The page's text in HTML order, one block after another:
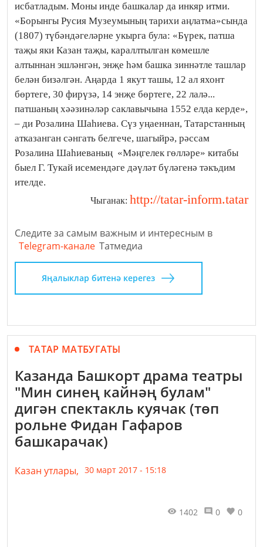
исбатладым. Моны инде башкалар да инкяр итми.
«Борынгы Русия Музеумының тарихи аңлатма»сында
(1807) түбәндәгеләрне укырга була: «Бүрек, патша
таҗы яки Казан таҗы, караллтылган көмешле
алтыннан эшләнгән, энҗе һәм башка зиннәтле ташлар
белән бизәлгән. Аңарда 1 якут ташы, 12 ал яхонт
бөртеге, 30 фирүзә, 14 энҗе бөртеге, 22 лалә...
патшаның хәәзинәләр саклавычына 1552 елда керде»,
– ди Розалина Шаһиева. Сүз уңаеннан, Татарстанның
атказанган сәнгать белгече, шагыйрә, рәссам
Розалина Шаһиеваның «Мәңгелек гөлләре» китабы
быел Г. Тукай исемендәге дәүләт бүләгенә тәкъдим
ителде.
Чыганак: http://tatar-inform.tatar
Следите за самым важным и интересным в
Telegram-канале Татмедиа
Яңалыклар битенә керегез
ТАТАР МАТБУГАТЫ
Казанда Башкорт драма театры
"Мин синең кайнәң булам"
дигән спектакль куячак (төп
рольне Фидан Гафаров
башкарачак)
Казан утлары, 30 март 2017 - 15:18
1402 0 0